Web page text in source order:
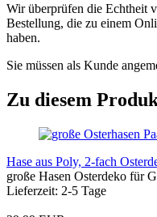
Wir überprüfen die Echtheit
Bestellung, die zu einem
haben.
Sie müssen als Kunde
Zu diesem
Hase aus Poly, 2-fach
große Hasen Osterdeko für
Lieferzeit: 2-5 Tage